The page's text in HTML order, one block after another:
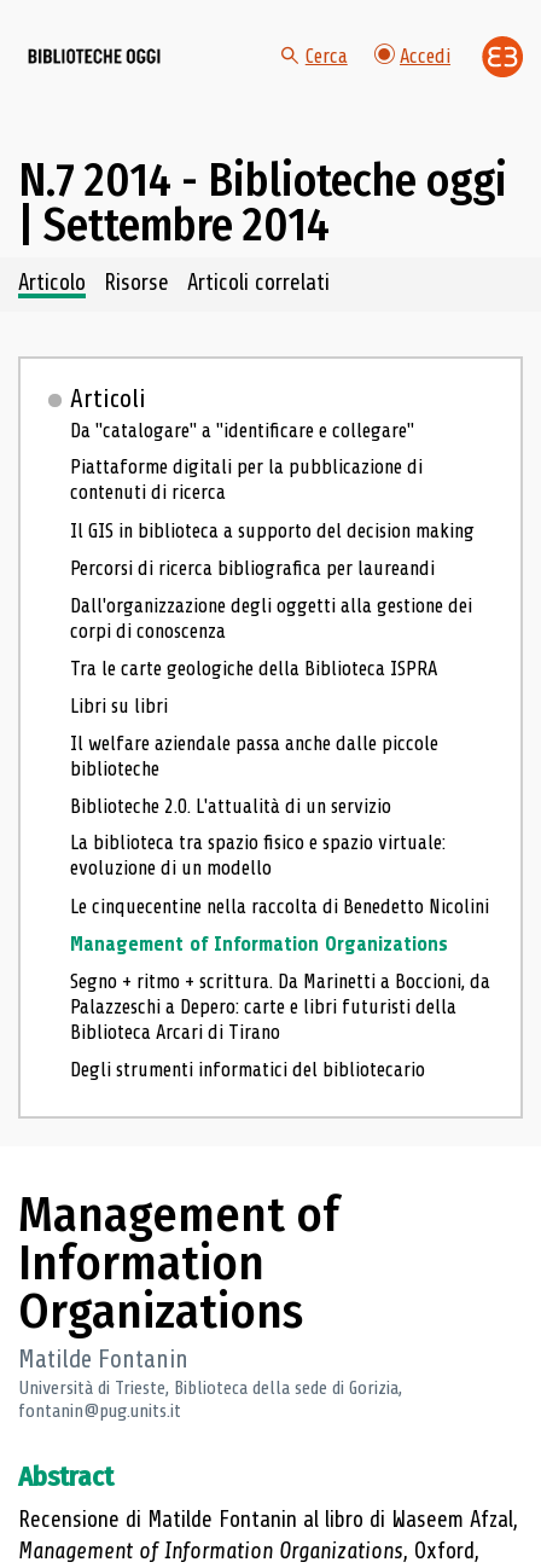
Cerca Accedi
N.7 2014 - Biblioteche oggi
| Settembre 2014
Navigazione dei contenuti del fascicolo
Articolo Risorse Articoli correlati
Articoli
Da "catalogare" a "identificare e collegare"
Piattaforme digitali per la pubblicazione di
contenuti di ricerca
Il GIS in biblioteca a supporto del decision making
Percorsi di ricerca bibliografica per laureandi
Dall'organizzazione degli oggetti alla gestione dei
corpi di conoscenza
Tra le carte geologiche della Biblioteca ISPRA
Libri su libri
Il welfare aziendale passa anche dalle piccole
biblioteche
Biblioteche 2.0. L'attualità di un servizio
La biblioteca tra spazio fisico e spazio virtuale:
evoluzione di un modello
Le cinquecentine nella raccolta di Benedetto Nicolini
Management of Information Organizations
Segno + ritmo + scrittura. Da Marinetti a Boccioni, da
Palazzeschi a Depero: carte e libri futuristi della
Biblioteca Arcari di Tirano
Degli strumenti informatici del bibliotecario
Management of
Information
Organizations
Matilde Fontanin
Università di Trieste, Biblioteca della sede di Gorizia,
fontanin@pug.units.it
Abstract
Recensione di Matilde Fontanin al libro di Waseem Afzal,
Management of Information Organizations, Oxford,